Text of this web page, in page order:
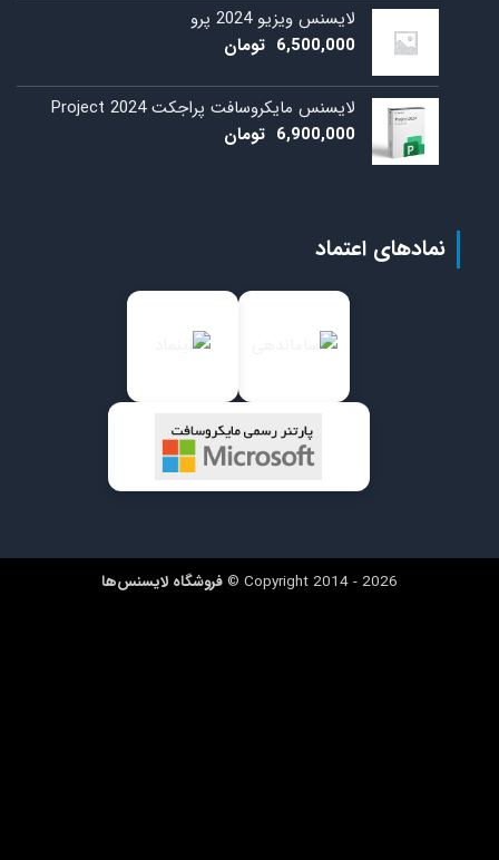
لایسنس ویزیو 2024 پرو
6,500,000 تومان
لایسنس مایکروسافت پراجکت 2024 Project
6,900,000 تومان
نمادهای اعتماد
Copyright 2014 - 2026 © فروشگاه لایسنس‌ها